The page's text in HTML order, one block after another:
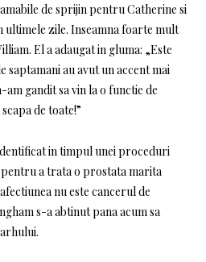
de sprijin pentru Catherine si
ultimele zile. Inseamna foarte mult
El a adaugat in gluma: „Este
saptamani au avut un accent mai
am gandit sa vin la o functie de
de toate!”
in timpul unei proceduri
a trata o prostata marita
nu este cancerul de
s-a abtinut pana acum sa